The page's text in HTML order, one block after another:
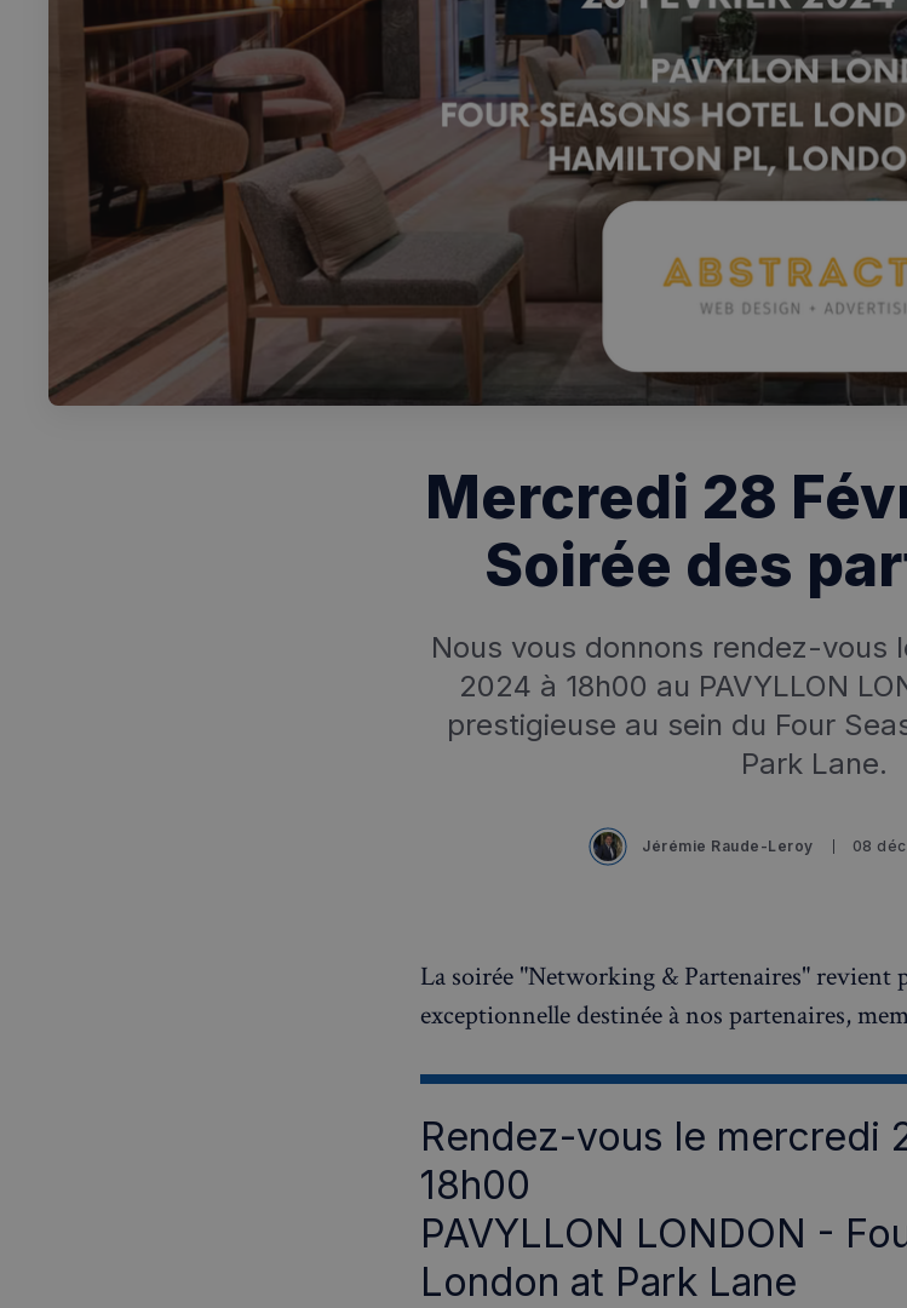
Événements à venir
Mercredi 28
Soirée des
Nous vous donnons rendez-vous
2024 à 18h00 au PAVYLLON
prestigieuse au sein du Four
Park Lane.
Jérémie Raude-Leroy 08
La soirée "Networking & Partenaires" revient
exceptionnelle destinée à nos partenaires,
Rendez-vous le mercredi
18h00
PAVYLLON LONDON -
London at Park Lane